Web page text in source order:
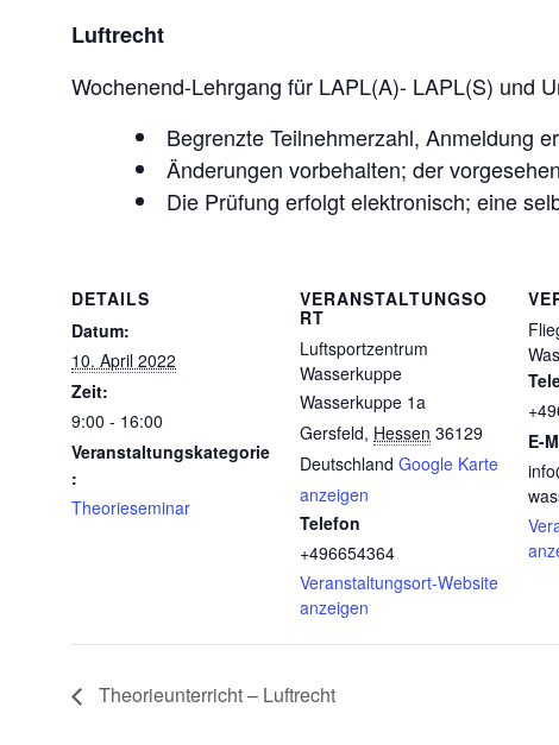
Luftrecht
Wochenend-Lehrgang für LAPL(A)- LAPL(S) und
Begrenzte Teilnehmerzahl, Anmeldung
Änderungen vorbehalten; der
Die Prüfung erfolgt elektronisch; eine
DETAILS
Datum:
10. April 2022
Zeit:
9:00 - 16:00
Veranstaltungskategorie
:
Theorieseminar
VERANSTALTUNGSO
RT
Luftsportzentrum
Wasserkuppe
Wasserkuppe 1a
Gersfeld, Hessen 36129
Deutschland Google Karte
anzeigen
Telefon
+496654364
Veranstaltungsort-Website
anzeigen
E-
Theorieunterricht – Luftrecht